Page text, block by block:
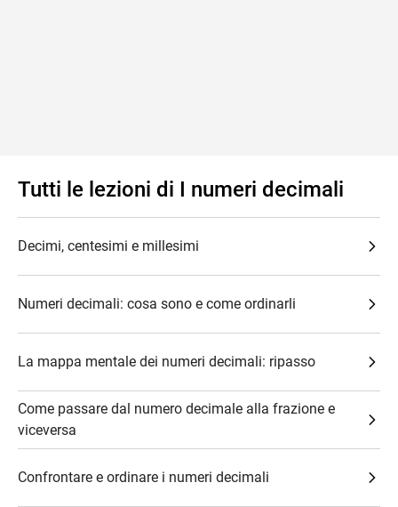
Tutti le lezioni di I numeri decimali
Decimi, centesimi e millesimi
Numeri decimali: cosa sono e come ordinarli
La mappa mentale dei numeri decimali: ripasso
Come passare dal numero decimale alla frazione e
viceversa
Confrontare e ordinare i numeri decimali